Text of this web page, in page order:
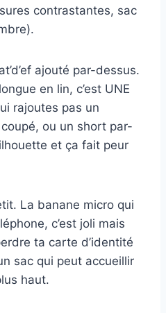
contrastantes, sac
ajouté par-dessus.
en lin, c’est UNE
rajoutes pas un
ou un short par-
et ça fait peur
La banane micro qui
c’est joli mais
ta carte d’identité
sac qui peut accueillir
haut.